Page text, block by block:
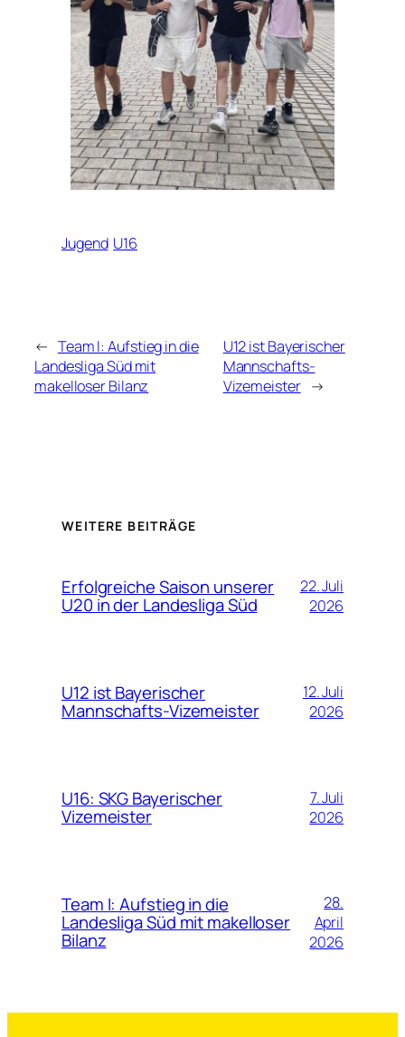
Jugend U16
← Team I: Aufstieg in die
Landesliga Süd mit
makelloser Bilanz
U12 ist Bayerischer
Mannschafts-
Vizemeister →
WEITERE BEITRÄGE
Erfolgreiche Saison unserer
U20 in der Landesliga Süd
22. Juli
2026
U12 ist Bayerischer
Mannschafts-Vizemeister
12. Juli
2026
U16: SKG Bayerischer
Vizemeister
7. Juli
2026
Team I: Aufstieg in die
Landesliga Süd mit makelloser
Bilanz
28.
April
2026